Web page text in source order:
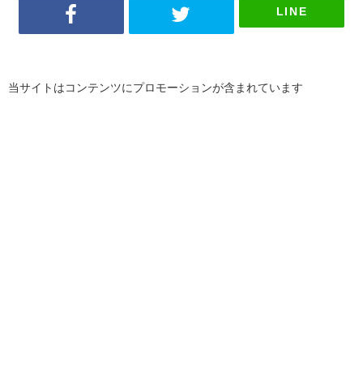
LINE
当サイトはコンテンツにプロモーションが含まれています